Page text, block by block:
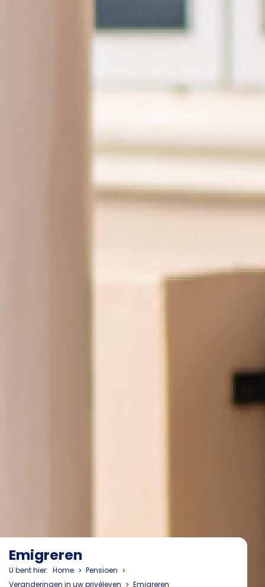
Emigreren
U bent hier: Home
Pensioen
Veranderingen in uw privéleven
Emigreren